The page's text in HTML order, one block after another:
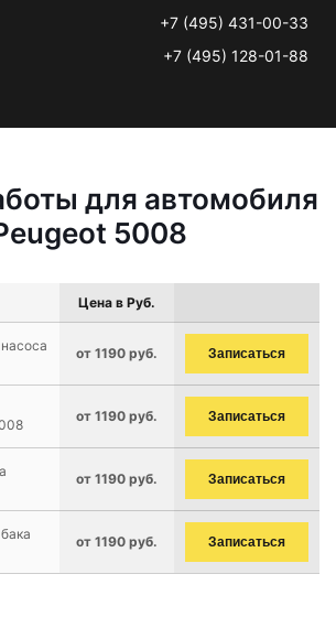
+7 (495) 431-00-33
+7 (495) 128-01-88
для автомобиля
5008
Цена в Руб.
от 1190 руб. Записаться
от 1190 руб. Записаться
от 1190 руб. Записаться
от 1190 руб. Записаться